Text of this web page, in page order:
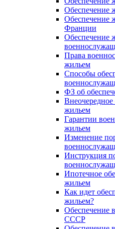
Обеспечение
Обеспечение
Франции
Обеспечение
Права
жильем
Способы
ФЗ об
жильем
Гарантии
жильем
Изменение
Инструкция
Ипотечное
жильем
Как идет
жильем?
Обеспечение
СССР